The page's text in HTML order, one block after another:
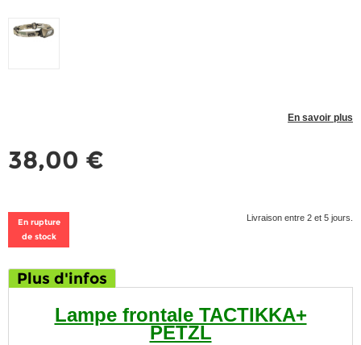
En savoir plus
38,00 €
En rupture
de stock
Livraison entre 2 et 5 jours.
Plus d'infos
Lampe frontale TACTIKKA+
PETZL